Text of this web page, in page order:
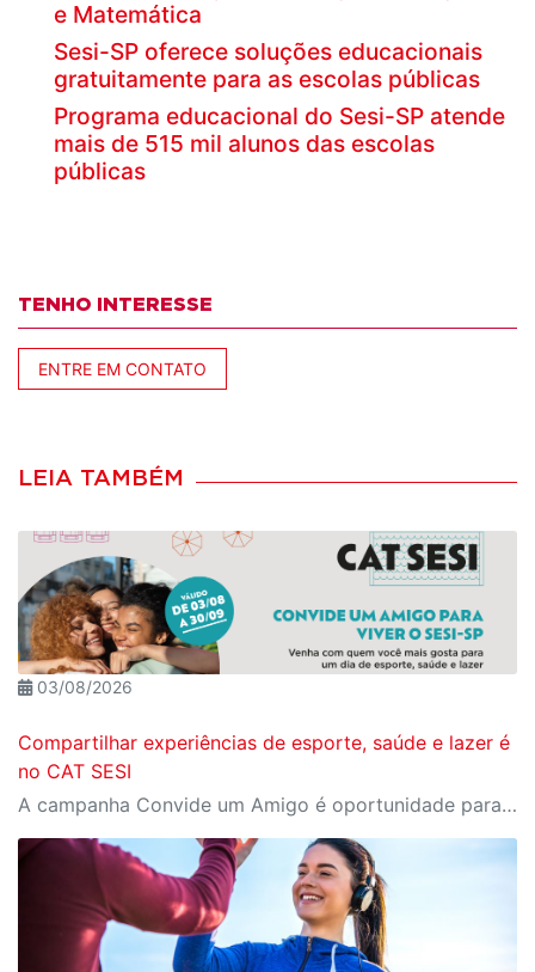
e Matemática
Sesi-SP oferece soluções educacionais
gratuitamente para as escolas públicas
Programa educacional do Sesi-SP atende
mais de 515 mil alunos das escolas
públicas
TENHO INTERESSE
ENTRE EM CONTATO
LEIA TAMBÉM
03/08/2026
Compartilhar experiências de esporte, saúde e lazer é
no CAT SESI
A campanha Convide um Amigo é oportunidade para reunir amigos para aproveitar juntos toda estrutura do Sesi. Os benefícios para clientes e convidados estão no regulamento